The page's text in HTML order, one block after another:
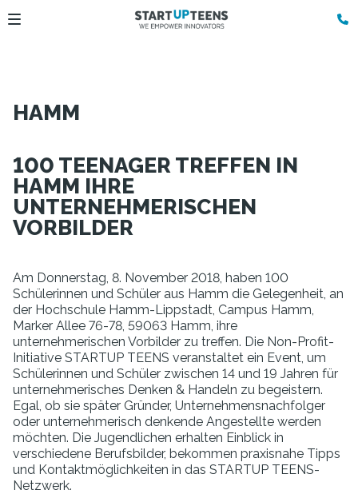
HAMM
100 TEENAGER TREFFEN IN
HAMM IHRE
UNTERNEHMERISCHEN
VORBILDER
Am Donnerstag, 8. November 2018, haben 100
Schülerinnen und Schüler aus Hamm die Gelegenheit, an
der Hochschule Hamm-Lippstadt, Campus Hamm,
Marker Allee 76-78, 59063 Hamm, ihre
unternehmerischen Vorbilder zu treffen. Die Non-Profit-
Initiative STARTUP TEENS veranstaltet ein Event, um
Schülerinnen und Schüler zwischen 14 und 19 Jahren für
unternehmerisches Denken & Handeln zu begeistern.
Egal, ob sie später Gründer, Unternehmensnachfolger
oder unternehmerisch denkende Angestellte werden
möchten. Die Jugendlichen erhalten Einblick in
verschiedene Berufsbilder, bekommen praxisnahe Tipps
und Kontaktmöglichkeiten in das STARTUP TEENS-
Netzwerk.